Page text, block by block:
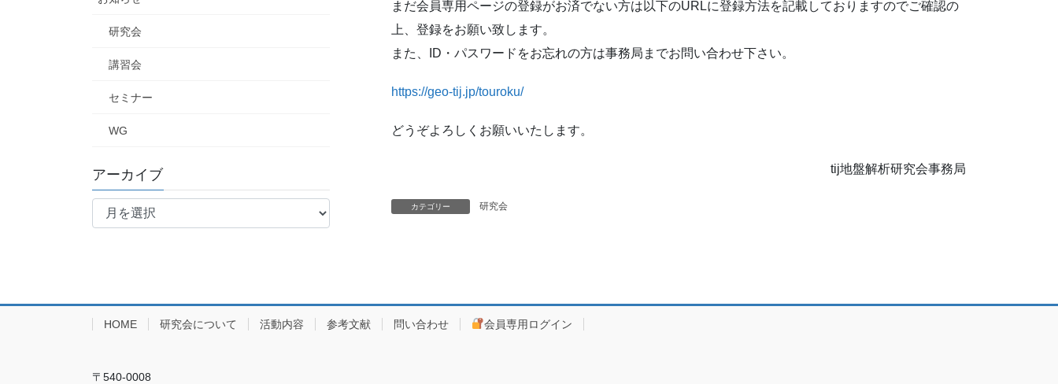
まだ会員専用ページの登録がお済でない方は以下のURLに登録方法を記載しておりますのでご確認の
上、登録をお願い致します。
また、ID・パスワードをお忘れの方は事務局までお問い合わせ下さい。
https://geo-tij.jp/touroku/
どうぞよろしくお願いいたします。
tij地盤解析研究会事務局
カテゴリー 研究会
研究会
講習会
セミナー
WG
アーカイブ
ア
HOME 研究会について 活動内容 参考文献 問い合わせ 会員専用ログイン
〒540-0008